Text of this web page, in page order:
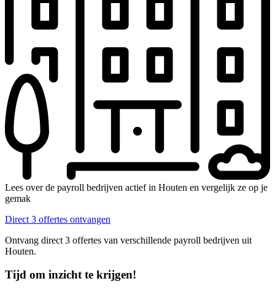
Lees over de payroll bedrijven actief in Houten en vergelijk ze op je
gemak
Direct 3 offertes ontvangen
Ontvang direct 3 offertes van verschillende payroll bedrijven uit
Houten.
Tijd om inzicht te krijgen!